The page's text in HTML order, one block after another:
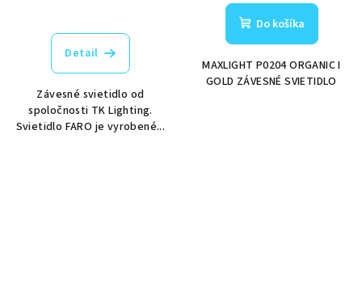
Detail
Závesné svietidlo od
spoločnosti TK Lighting.
Svietidlo FARO je vyrobené...
Do košíka
MAXLIGHT P0204 ORGANIC I
GOLD ZÁVESNÉ SVIETIDLO